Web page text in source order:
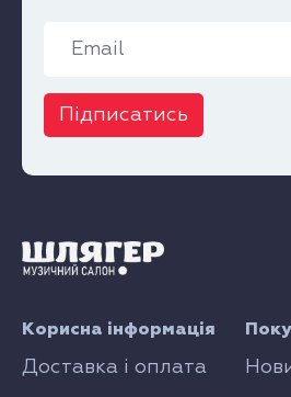
Підписатись
Корисна інформація
Доставка і оплата